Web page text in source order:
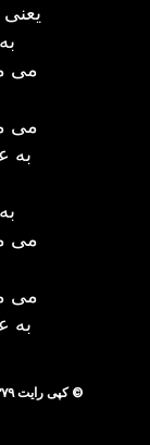
می
می
به
می
می
به
© کپی رایت ۱۳۷۹ - ۱۴۰۱ - لاچینی میدیا - کلیه حقوق محفوظ است